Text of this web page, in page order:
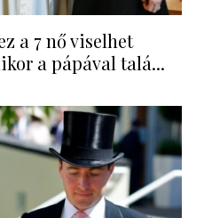
a 7 nő viselhet
a pápával talá...